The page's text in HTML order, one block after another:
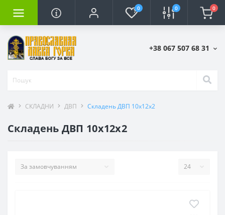
0 0 0
+38 067 507 68 31
СКЛАДНИ ДВП Складень ДВП 10х12х2
Складень ДВП 10х12х2